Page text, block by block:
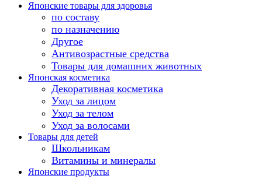
Японские товары для здоровья
по составу
по назначению
Другое
Антивозрастные средства
Товары для домашних животных
Японская косметика
Декоративная косметика
Уход за лицом
Уход за телом
Уход за волосами
Товары для детей
Школьникам
Витамины и минералы
Японские продукты